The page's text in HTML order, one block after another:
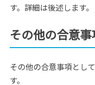
す。詳細は後述します。
その他の合意事
その他の合意事項とし
す。